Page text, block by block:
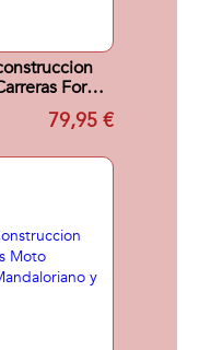
Ford
1966 Lego
79,95 €